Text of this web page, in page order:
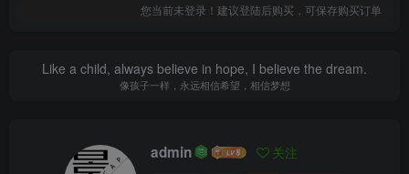
您当前未登录！建议登陆后购买，可保存购买订单
Like a child, always believe in hope, I believe the dream.
像孩子一样，永远相信希望，相信梦想
admin 关注